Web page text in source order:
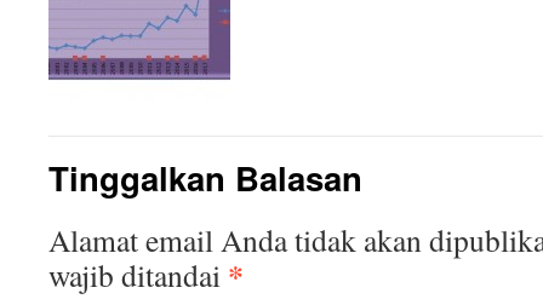
Tinggalkan Balasan
Alamat email Anda tidak akan
wajib ditandai *